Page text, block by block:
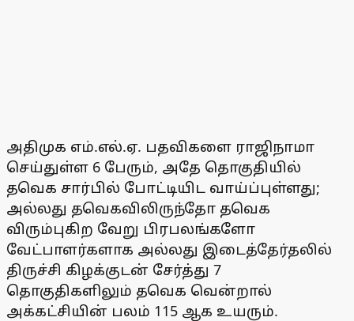
அதிமுக எம்.எல்.ஏ. பதவிகளை ராஜிநாமா
செய்துள்ள 6 பேரும், அதே தொகுதியில்
தவெக சார்பில் போட்டியிட வாய்ப்புள்ளது;
அல்லது தவெகவிலிருந்தோ தவெக
விரும்புகிற வேறு பிரபலங்களோ
வேட்பாளர்களாக அல்லது இடைத்தேர்தலில்
திருச்சி கிழக்குடன் சேர்த்து 7
தொகுதிகளிலும் தவெக வென்றால்
அக்கட்சியின் பலம் 115 ஆக உயரும்.